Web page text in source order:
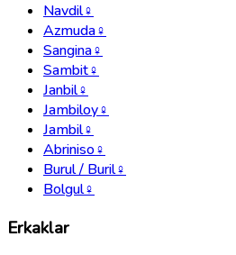
Navdil♀
Azmuda♀
Sangina♀
Sambit♀
Janbil♀
Jambiloy♀
Jambil♀
Abriniso♀
Burul / Buril♀
Bolgul♀
Erkaklar